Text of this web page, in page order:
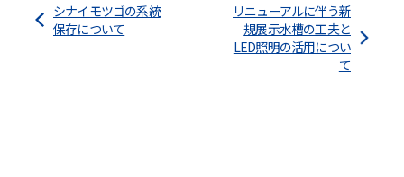
シナイモツゴの系統
保存について
リニューアルに伴う新
規展示水槽の工夫と
LED照明の活用につい
て